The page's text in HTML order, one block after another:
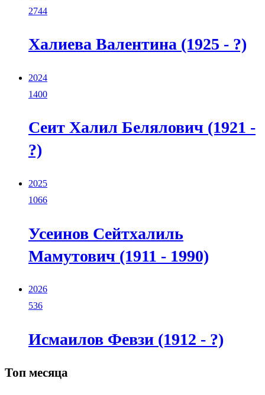
2744
Халиева Валентина (1925 - ?)
2024
1400
Сеит Халил Белялович (1921 -
?)
2025
1066
Усеинов Сейтхалиль
Мамутович (1911 - 1990)
2026
536
Исмаилов Февзи (1912 - ?)
Топ месяца